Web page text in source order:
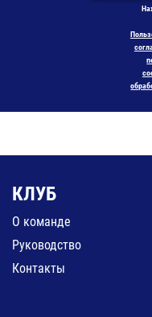
КЛУБ
О команде
Руководство
Контакты